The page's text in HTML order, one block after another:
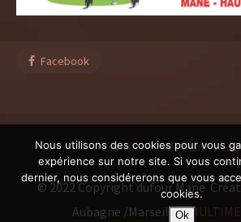
Facebook
Contact Mentions
© 2022 Copyright dufour Mane
Aubagne /Marseille
Nous utilisons des cookies pour vous
expérience sur notre site. Si vous
dernier, nous considérerons que vous
cookies.
Ok